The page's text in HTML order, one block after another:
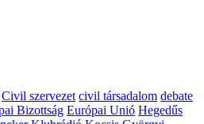
Civil szervezet civil társadalom debate
Bizottság Európai Unió Hegedűs